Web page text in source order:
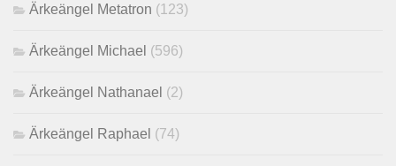
Ärkeängel Metatron (123)
Ärkeängel Michael (596)
Ärkeängel Nathanael (2)
Ärkeängel Raphael (74)